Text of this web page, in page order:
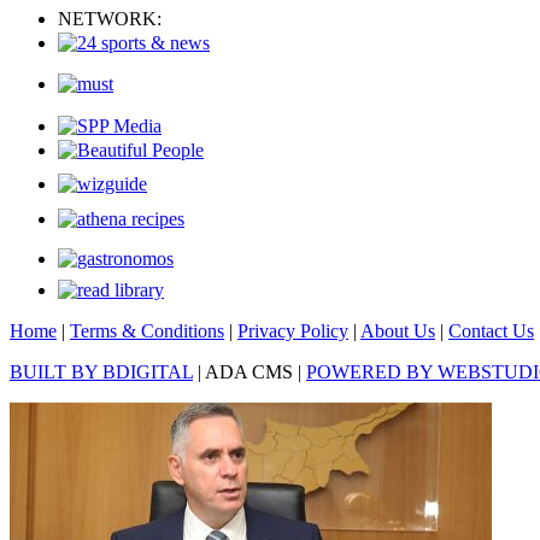
NETWORK:
Home | Terms & Conditions | Privacy Policy | About Us | Contact Us
BUILT BY BDIGITAL | ADA CMS | POWERED BY